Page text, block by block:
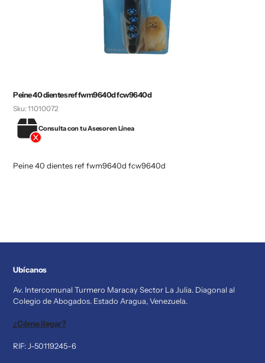
Peine 40 dientes ref fwm9640d fcw9640d
Sku: 11010072
Consulta con tu Asesor en Línea
Peine 40 dientes ref fwm9640d fcw9640d
Ubícanos
Av. Intercomunal Turmero Maracay Sector La Julia. Diagonal al
Colegio de Abogados. Estado Aragua, Venezuela.
¿Cómo llegar?
RIF: J-50119245-6